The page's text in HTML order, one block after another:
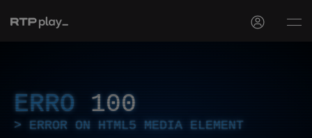
ERRO 100
ERROR ON HTML5 MEDIA ELEMENT